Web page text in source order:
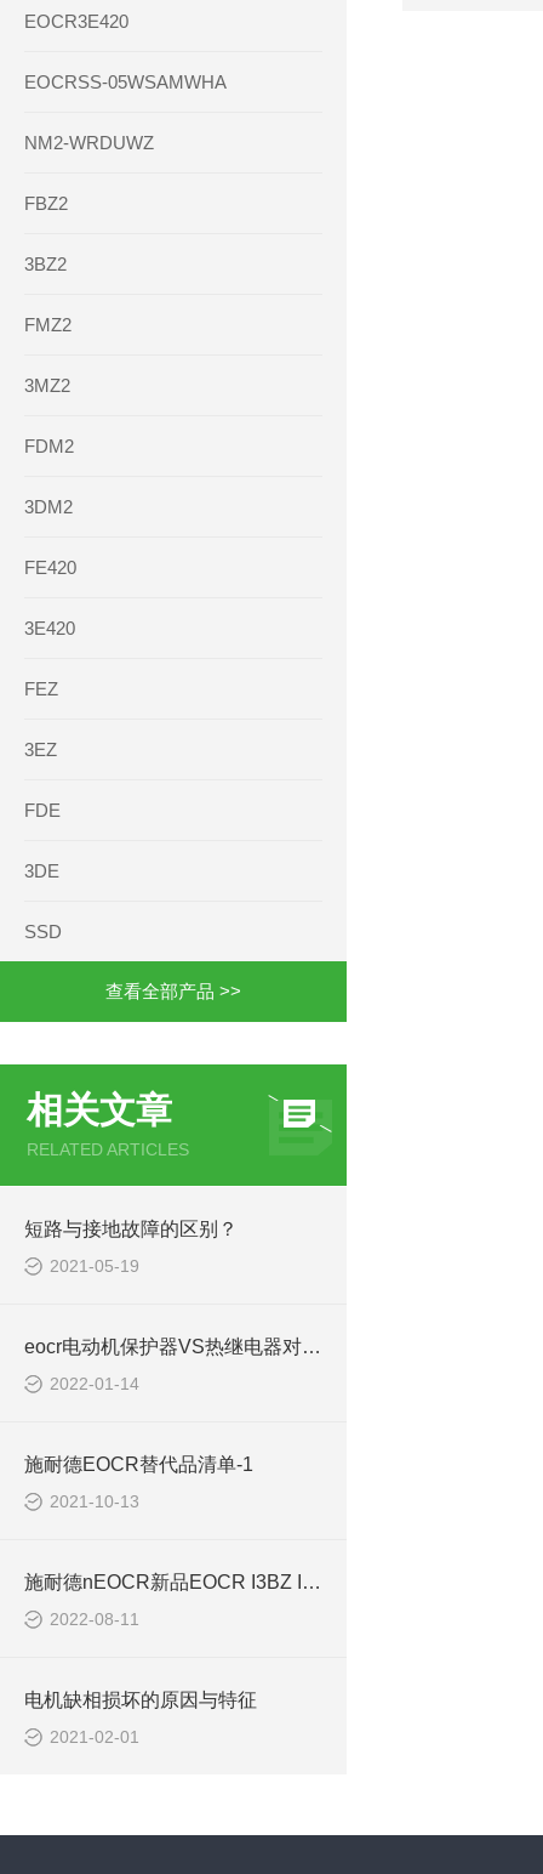
EOCR3E420
EOCRSS-05WSAMWHA
NM2-WRDUWZ
FBZ2
3BZ2
FMZ2
3MZ2
FDM2
3DM2
FE420
3E420
FEZ
3EZ
FDE
3DE
SSD
查看全部产品 >>
相关文章
RELATED ARTICLES
短路与接地故障的区别？
2021-05-19
eocr电动机保护器VS热继电器对比谁更占优势EOCR3DM2
2022-01-14
施耐德EOCR替代品清单-1
2021-10-13
施耐德nEOCR新品EOCR I3BZ IFBZ旧新更换表
2022-08-11
电机缺相损坏的原因与特征
2021-02-01